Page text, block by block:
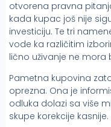
otvorena pravna
kada kupac još nije
investiciju. Te tri
vode ka različitim
lično uživanje ne mora
Pametna kupovina
oprezna. Ona je
odluka dolazi sa više
skupe korekcije kasnije.